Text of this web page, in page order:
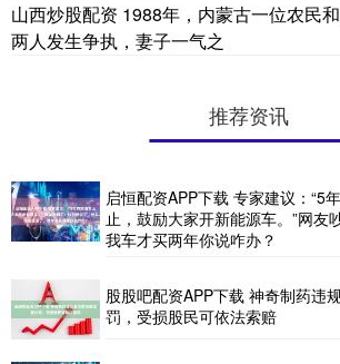
山西炒股配资 1988年，内蒙古一位农民
两人发生争执，妻子一气之
推荐资讯
启恒配资APP下载 专家建议：“5
止，鼓励大家开新能源车。”网友
我车才买两年你说咋办？
股股吧配资APP下载 神奇制药违
罚，受损股民可依法索赔